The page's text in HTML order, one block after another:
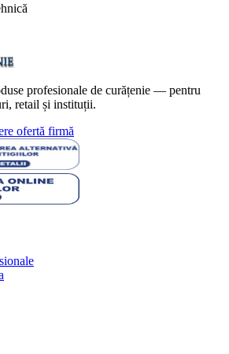
profesionale de curățenie — pentru
retail și instituții.
ofertă firmă